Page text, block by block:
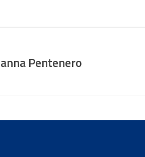
Pentenero